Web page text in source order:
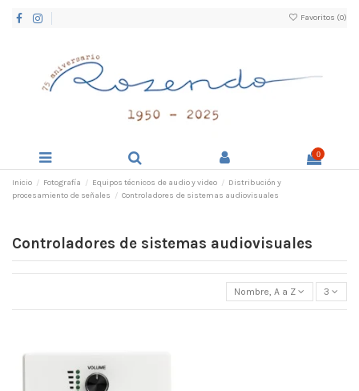
Favoritos (0)
0
Inicio Fotografía Equipos técnicos de audio y video
Distribución y
procesamiento de señales
Controladores de sistemas audiovisuales
Controladores de sistemas audiovisuales
Nombre, A a Z 3